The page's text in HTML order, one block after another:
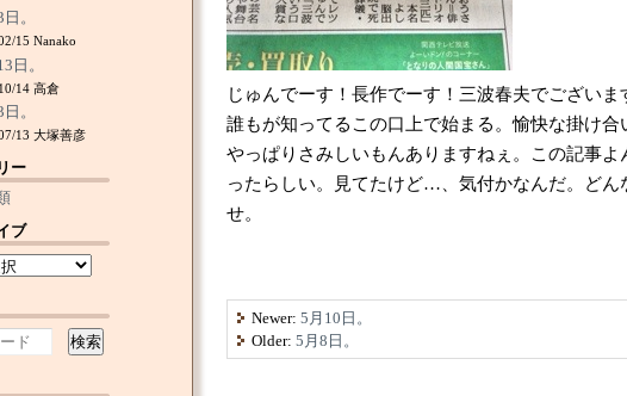
じゅんでーす！長作でーす！三波春夫でございま
誰もが知ってるこの口上で始まる。愉快な掛け
やっぱりさみしいもんありますねぇ。この記事
ったらしい。見てたけど…、気付かなんだ。ど
せ。
Newer:5月10日。
Older:5月8日。
。
15Nanako
日。
14高倉
。
13大塚善彦
ー
ブ
検索